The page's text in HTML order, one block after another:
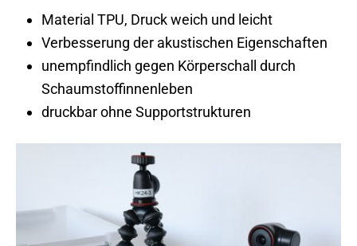
Material TPU, Druck weich und leicht
Verbesserung der akustischen Eigenschaften
unempfindlich gegen Körperschall durch
Schaumstoffinnenleben
druckbar ohne Supportstrukturen